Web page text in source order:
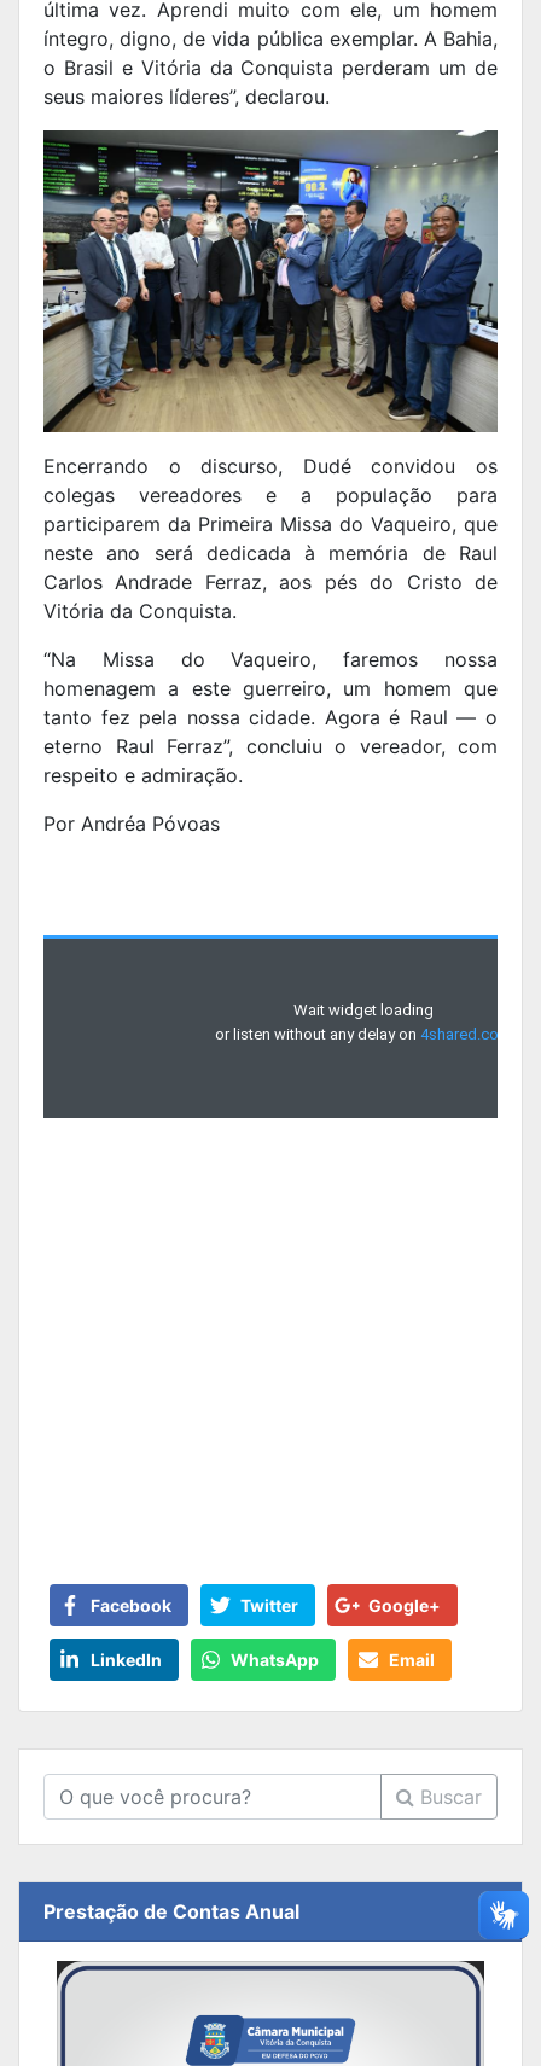
última vez. Aprendi muito com ele, um homem
íntegro, digno, de vida pública exemplar. A Bahia,
o Brasil e Vitória da Conquista perderam um de
seus maiores líderes”, declarou.
Encerrando o discurso, Dudé convidou os
colegas vereadores e a população para
participarem da Primeira Missa do Vaqueiro, que
neste ano será dedicada à memória de Raul
Carlos Andrade Ferraz, aos pés do Cristo de
Vitória da Conquista.
“Na Missa do Vaqueiro, faremos nossa
homenagem a este guerreiro, um homem que
tanto fez pela nossa cidade. Agora é Raul — o
eterno Raul Ferraz”, concluiu o vereador, com
respeito e admiração.
Por Andréa Póvoas
Facebook Twitter Google+
LinkedIn WhatsApp Email
Buscar
Prestação de Contas Anual